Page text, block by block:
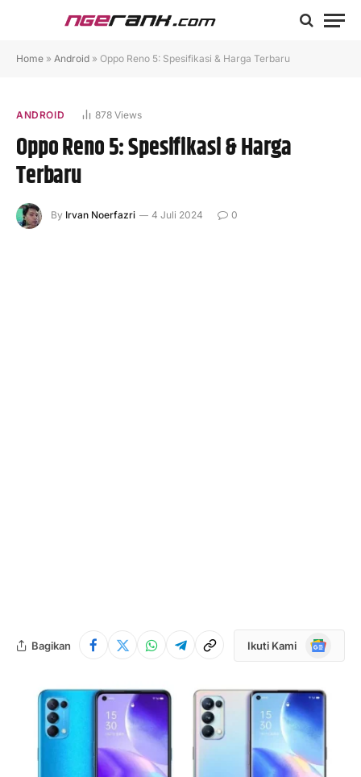
Home » Android » Oppo Reno 5: Spesifikasi & Harga Terbaru
ANDROID 878Views
Oppo Reno 5: Spesifikasi & Harga
Terbaru
By Irvan Noerfazri 4 Juli 2024 0
Bagikan Ikuti Kami
Google